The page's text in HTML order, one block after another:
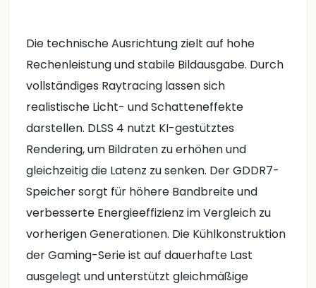
Die technische Ausrichtung zielt auf hohe
Rechenleistung und stabile Bildausgabe. Durch
vollständiges Raytracing lassen sich
realistische Licht- und Schatteneffekte
darstellen. DLSS 4 nutzt KI-gestütztes
Rendering, um Bildraten zu erhöhen und
gleichzeitig die Latenz zu senken. Der GDDR7-
Speicher sorgt für höhere Bandbreite und
verbesserte Energieeffizienz im Vergleich zu
vorherigen Generationen. Die Kühlkonstruktion
der Gaming-Serie ist auf dauerhafte Last
ausgelegt und unterstützt gleichmäßige